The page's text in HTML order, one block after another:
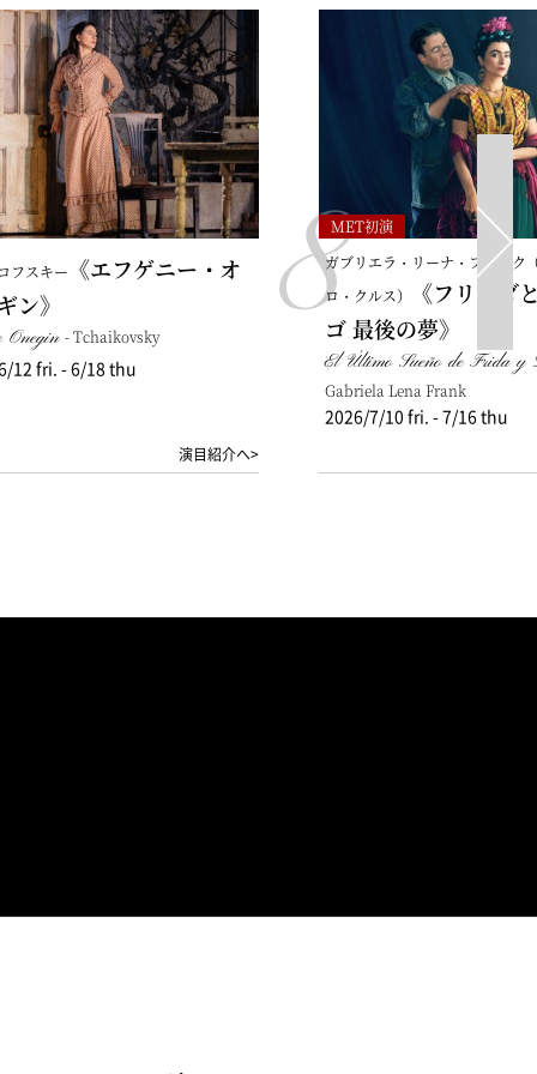
フスキー 《エフゲニー・オ
ン》
Onegin - Tchaikovsky
12 fri. - 6/18 thu
演目紹介へ>
MET初演
8ガブリエラ・リーナ・フランク
ロ・クルス）
《フリーダ
ゴ 最後の夢》
El Último Sueño de Frida y
Gabriela Lena Frank
2026/7/10 fri. - 7/16 thu